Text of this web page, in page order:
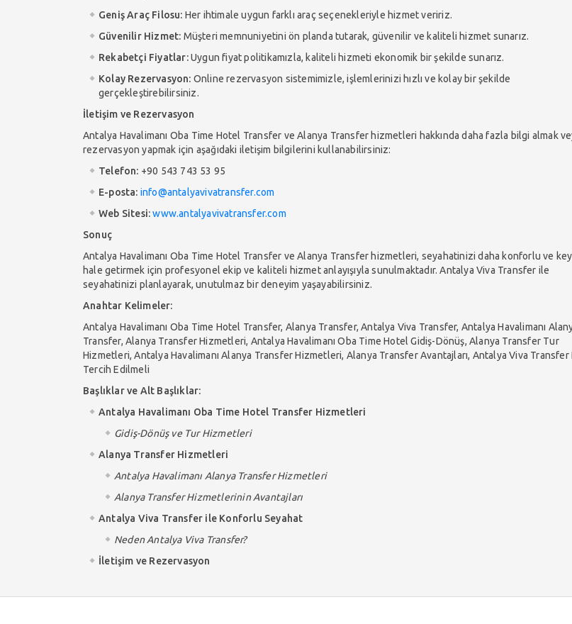
Geniş Araç Filosu: Her ihtimale uygun farklı araç seçenekleriyle hizmet veririz.
Güvenilir Hizmet: Müşteri memnuniyetini ön planda tutarak, güvenilir ve kaliteli hizmet sunarız.
Rekabetçi Fiyatlar:Uygun fiyat politikamızla, kaliteli hizmeti ekonomik bir şekilde sunarız.
Kolay Rezervasyon: Online rezervasyon sistemimizle, işlemlerinizi hızlı ve kolay bir şekilde
gerçekleştirebilirsiniz.
İletişim ve Rezervasyon
Antalya Havalimanı Oba Time Hotel Transfer ve Alanya Transfer hizmetleri hakkında daha fazla bilgi almak
rezervasyon yapmak için aşağıdaki iletişim bilgilerini kullanabilirsiniz:
Telefon: +90 543 743 53 95
E-posta: info@antalyavivatransfer.com
Web Sitesi:www.antalyavivatransfer.com
Sonuç
Antalya Havalimanı Oba Time Hotel Transfer ve Alanya Transfer hizmetleri, seyahatinizi daha konforlu ve
hale getirmek için profesyonel ekip ve kaliteli hizmet anlayışıyla sunulmaktadır. Antalya Viva Transfer ile
seyahatinizi planlayarak, unutulmaz bir deneyim yaşayabilirsiniz.
Anahtar Kelimeler:
Antalya Havalimanı Oba Time Hotel Transfer, Alanya Transfer, Antalya Viva Transfer, Antalya Havalimanı
Transfer, Alanya Transfer Hizmetleri, Antalya Havalimanı Oba Time Hotel Gidiş-Dönüş, Alanya Transfer Tur
Hizmetleri, Antalya Havalimanı Alanya Transfer Hizmetleri, Alanya Transfer Avantajları, Antalya Viva Transfer
Tercih Edilmeli
Başlıklar ve Alt Başlıklar:
Antalya Havalimanı Oba Time Hotel Transfer Hizmetleri
Gidiş-Dönüş ve Tur Hizmetleri
Alanya Transfer Hizmetleri
Antalya Havalimanı Alanya Transfer Hizmetleri
Alanya Transfer Hizmetlerinin Avantajları
Antalya Viva Transfer ile Konforlu Seyahat
Neden Antalya Viva Transfer?
İletişim ve Rezervasyon